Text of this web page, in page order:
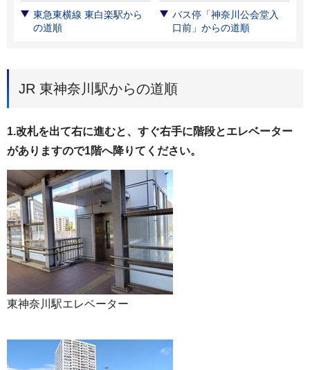
東急東横線 東白楽駅から
の道順
バス停「神奈川公会堂入
口前」からの道順
JR 東神奈川駅からの道順
1.改札を出て右に進むと、すぐ右手に階段とエレベーター
がありますので1階へ降りてください。
東神奈川駅エレベーター